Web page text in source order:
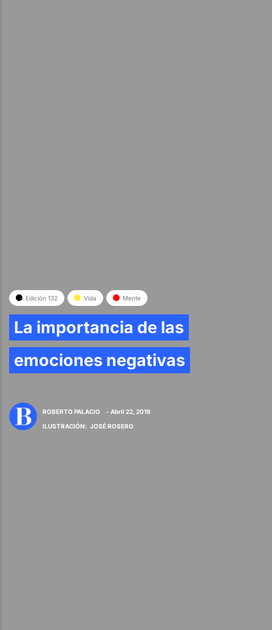
Edición 132 Vida Mente
La importancia de las
emociones negativas
ROBERTO PALACIO
- Abril 22, 2019
ILUSTRACIÓN: JOSÉ ROSERO